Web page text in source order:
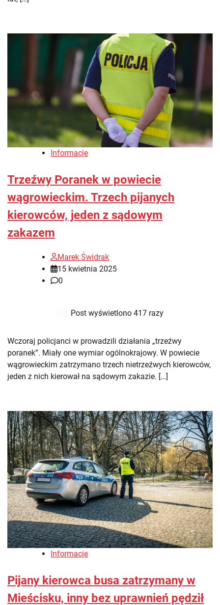
Informacje
Trzeźwy Poranek w powiecie
wągrowieckim. Trzech pijanych
kierowców, jeden z sądowym
zakazem
Marek Świdrak
15 kwietnia 2025
0
Post wyświetlono 417 razy
Wczoraj policjanci w prowadzili działania „trzeźwy
poranek”. Miały one wymiar ogólnokrajowy. W powiecie
wągrowieckim zatrzymano trzech nietrzeźwych kierowców,
jeden z nich kierował na sądowym zakazie. […]
Informacje
Pijany kierowca busa zatrzymany w
Mieścisku, inny bez uprawnień pędził